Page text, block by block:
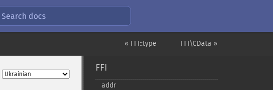
Search docs
FFI\CData »
« FFI::type
FFI
addr